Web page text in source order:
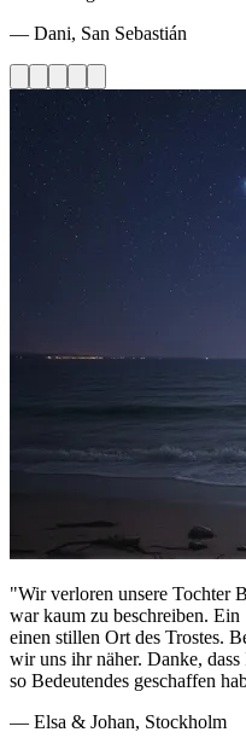
— Dani, San Sebastián
"Wir verloren unsere Tochter
war kaum zu beschreiben.
einen stillen Ort des Trostes.
wir uns ihr näher. Danke,
so Bedeutendes geschaffen
— Elsa & Johan, Stockholm